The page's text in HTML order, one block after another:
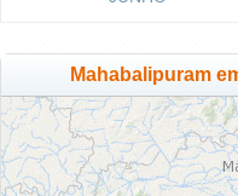
Mahabalipuram